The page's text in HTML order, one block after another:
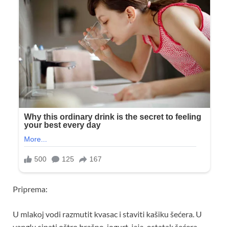
Priprema:
U mlakoj vodi razmutit kvasac i staviti kašiku šećera. U